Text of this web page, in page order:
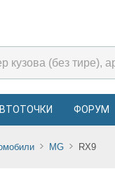
ФОРУМ
MG RX9